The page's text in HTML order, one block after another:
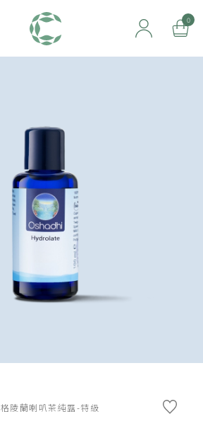
肯園 Canjune 0
格陵蘭喇叭茶純露-特級